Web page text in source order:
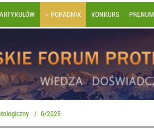
PORADNIK KONKURS
/ 6/2025